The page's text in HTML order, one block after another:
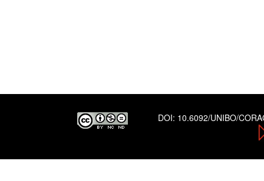
DOI: 10.6092/UNIBO/